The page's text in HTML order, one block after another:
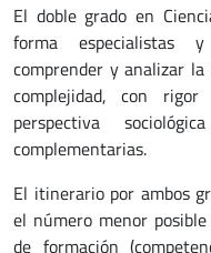
El doble grado en
forma especialistas
comprender y analizar
complejidad, con
perspectiva
complementarias.
El itinerario por ambos
el número menor
de formación